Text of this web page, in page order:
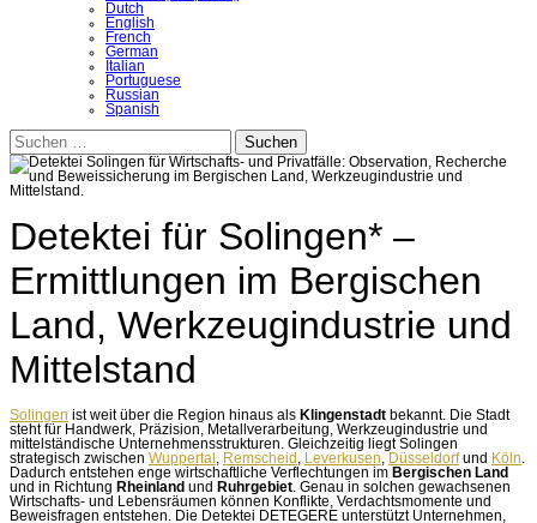
Dutch
English
French
German
Italian
Portuguese
Russian
Spanish
Suchen
nach:
Detektei für Solingen* –
Ermittlungen im Bergischen
Land, Werkzeugindustrie und
Mittelstand
Solingen ist weit über die Region hinaus als Klingenstadt bekannt. Die Stadt
steht für Handwerk, Präzision, Metallverarbeitung, Werkzeugindustrie und
mittelständische Unternehmensstrukturen. Gleichzeitig liegt Solingen
strategisch zwischen Wuppertal Remscheid Leverkusen Düsseldorfund Köln
Dadurch entstehen enge wirtschaftliche Verflechtungen im Bergischen Land
und in Richtung Rheinland und Ruhrgebiet . Genau in solchen gewachsenen
Wirtschafts- und Lebensräumen können Konflikte, Verdachtsmomente und
Beweisfragen entstehen. Die Detektei DETEGERE unterstützt Unternehmen,